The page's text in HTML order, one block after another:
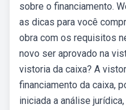
sobre o financiamento.
as dicas para você
obra com os requisitos
novo ser aprovado na
vistoria da caixa? A
financiamento da caixa,
iniciada a análise